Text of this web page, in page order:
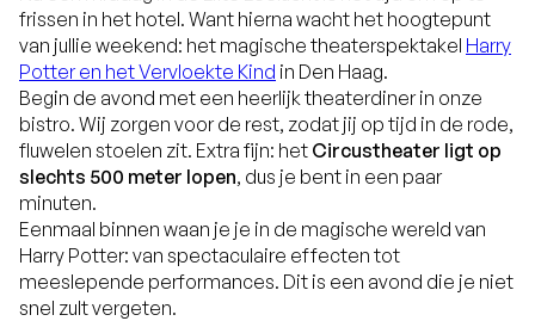
frissen in het hotel. Want hierna wacht het hoogtepunt
van jullie weekend: het magische theaterspektakel Harry
Potter en het Vervloekte Kind in Den Haag.
Begin de avond met een heerlijk theaterdiner in onze
bistro. Wij zorgen voor de rest, zodat jij op tijd in de rode,
fluwelen stoelen zit. Extra fijn: het Circustheater ligt op
slechts 500 meter lopen, dus je bent in een paar
minuten.
Eenmaal binnen waan je je in de magische wereld van
Harry Potter: van spectaculaire effecten tot
meeslepende performances. Dit is een avond die je niet
snel zult vergeten.